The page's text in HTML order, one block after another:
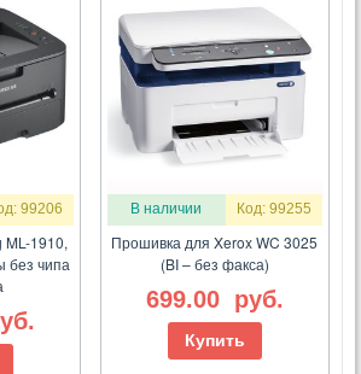
99206
1910,
без чипа
В наличии Код: 99255
Прошивка для Xerox WC 3025
(BI – без факса)
699.00 руб.
Купить